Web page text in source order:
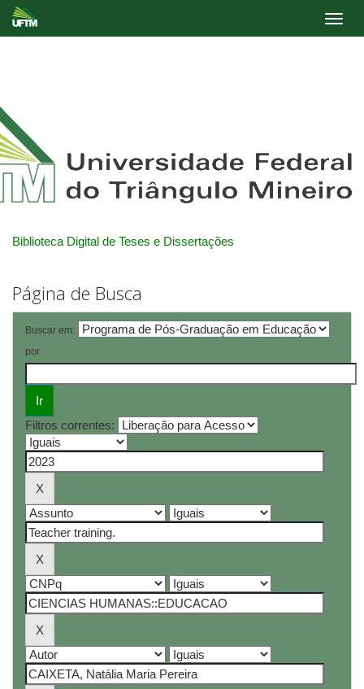
Biblioteca Digital de Teses e Dissertações
Página de Busca
Buscar em:
por
Filtros correntes: